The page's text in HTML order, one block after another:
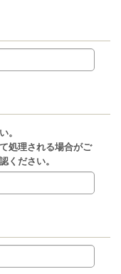
。
処理される場合がご
ください。